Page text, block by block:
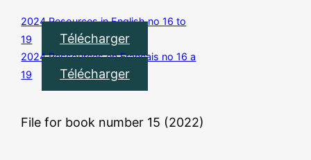
2024 Resources in English no 16 to
19
Télécharger
2024 Ressources en Francais no 16 a
19
Télécharger
File for book number 15 (2022)